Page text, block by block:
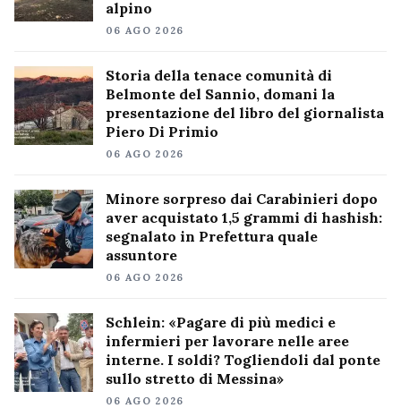
alpino
06 AGO 2026
Storia della tenace comunità di
Belmonte del Sannio, domani la
presentazione del libro del giornalista
Piero Di Primio
06 AGO 2026
Minore sorpreso dai Carabinieri dopo
aver acquistato 1,5 grammi di hashish:
segnalato in Prefettura quale
assuntore
06 AGO 2026
Schlein: «Pagare di più medici e
infermieri per lavorare nelle aree
interne. I soldi? Togliendoli dal ponte
sullo stretto di Messina»
06 AGO 2026